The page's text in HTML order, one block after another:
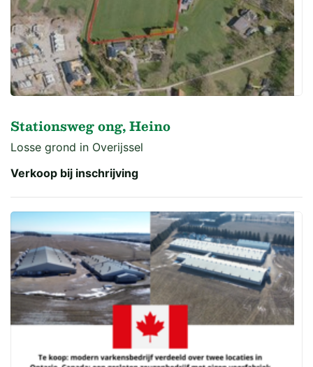
Stationsweg ong, Heino
Losse grond in Overijssel
Verkoop bij inschrijving